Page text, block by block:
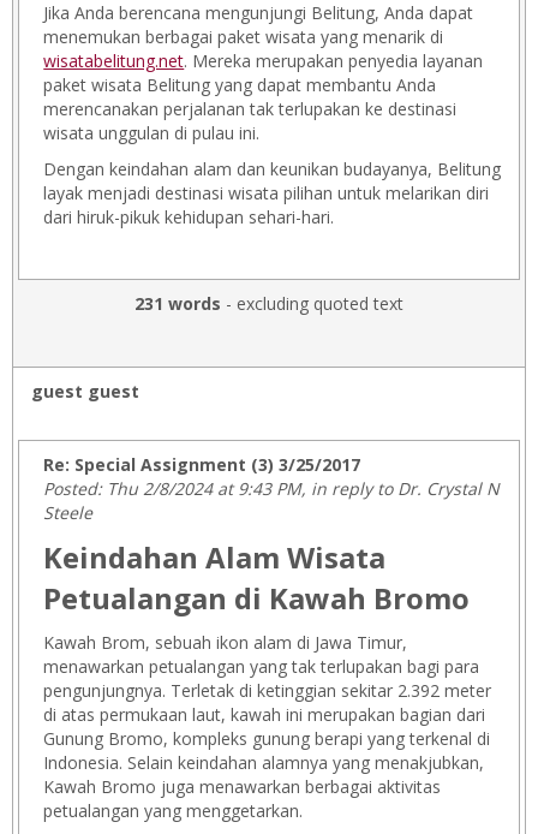
Jika Anda berencana mengunjungi Belitung, Anda dapat
menemukan berbagai paket wisata yang menarik di
wisatabelitung.net. Mereka merupakan penyedia layanan
paket wisata Belitung yang dapat membantu Anda
merencanakan perjalanan tak terlupakan ke destinasi
wisata unggulan di pulau ini.
Dengan keindahan alam dan keunikan budayanya, Belitung
layak menjadi destinasi wisata pilihan untuk melarikan diri
dari hiruk-pikuk kehidupan sehari-hari.
231 words - excluding quoted text
guest guest
Re: Special Assignment (3) 3/25/2017
Posted: Thu 2/8/2024 at 9:43 PM, in reply to Dr. Crystal N
Steele
Keindahan Alam Wisata
Petualangan di Kawah Bromo
Kawah Brom, sebuah ikon alam di Jawa Timur,
menawarkan petualangan yang tak terlupakan bagi para
pengunjungnya. Terletak di ketinggian sekitar 2.392 meter
di atas permukaan laut, kawah ini merupakan bagian dari
Gunung Bromo, kompleks gunung berapi yang terkenal di
Indonesia. Selain keindahan alamnya yang menakjubkan,
Kawah Bromo juga menawarkan berbagai aktivitas
petualangan yang menggetarkan.